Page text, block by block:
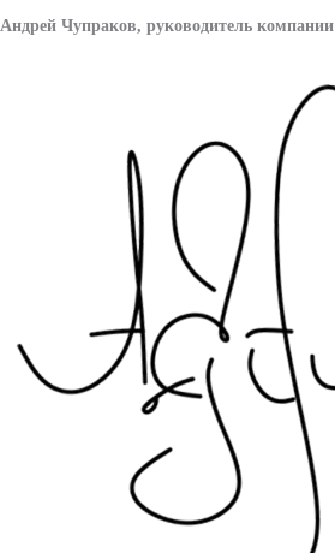
Андрей Чупраков, руководитель компании